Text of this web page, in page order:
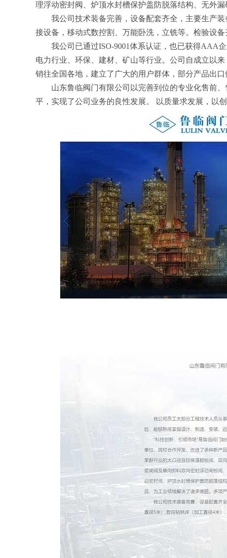
理浮动密封阀、炉顶水封槽保护盖防脱落结构、无外
我公司技术装备完善，设备配套齐全，主要生产
接设备，移动式数控割、万能卧洗，立铣等。检验设
我公司已通过ISO-9001体系认证，也已获得AAA
电力行业、环保、建材、矿山等行业。公司自成立以
销往全国各地，建立了广大的用户群体，部分产品出口
山东鲁临阀门有限公司以完善到位的专业化售前
平，实现了公司业务的良性发展。 以质量求发展，以